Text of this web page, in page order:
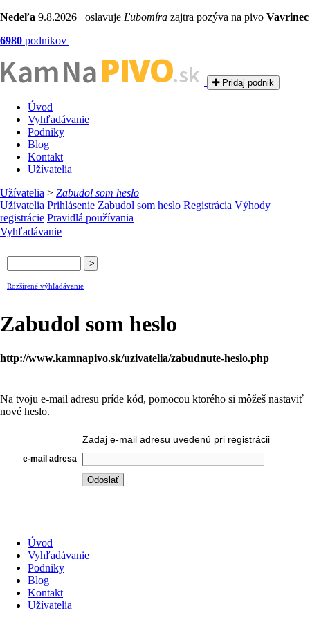
Nedeľa 9.8.2026 oslavuje Ľubomíra zajtra pozýva na pivo Vavrinec
6980 podnikov
NaPIVO.sk Pridaj podnik
Úvod
Vyhľadávanie
Podniky
Blog
Kontakt
Užívatelia
Užívatelia > Zabudol som heslo
Užívatelia Prihlásenie Zabudol som heslo Registrácia Výhody
registrácie Pravidlá používania
Vyhľadávanie
Rozšírené výhľadávanie
Zabudol som heslo
http://www.kamnapivo.sk/uzivatelia/zabudnute-heslo.php
Na tvoju e-mail adresu príde kód, pomocou ktorého si môžeš nastaviť
nové heslo.
Zadaj e-mail adresu uvedenú pri registrácii
e-mail adresa
Úvod
Vyhľadávanie
Podniky
Blog
Kontakt
Užívatelia